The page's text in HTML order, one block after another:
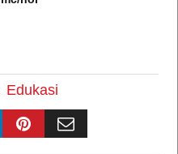
Edukasi